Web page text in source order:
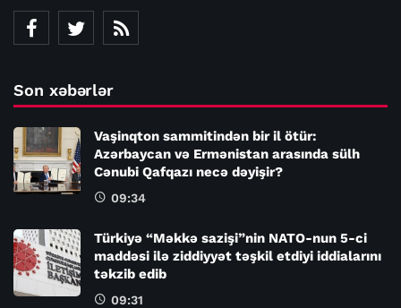
Son xəbərlər
Vaşinqton sammitindən bir il ötür:
Azərbaycan və Ermənistan arasında sülh
Cənubi Qafqazı necə dəyişir?
09:34
Türkiyə “Məkkə sazişi”nin NATO-nun 5-ci
maddəsi ilə ziddiyyət təşkil etdiyi iddialarını
təkzib edib
09:31